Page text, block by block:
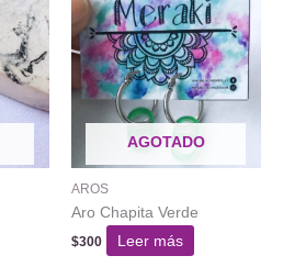
AGOTADO
AROS
Aro Chapita Verde
$300 Leer más